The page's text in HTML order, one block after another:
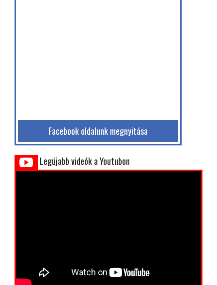
Facebook oldalunk megnyitása
Legújabb videók a Youtubon